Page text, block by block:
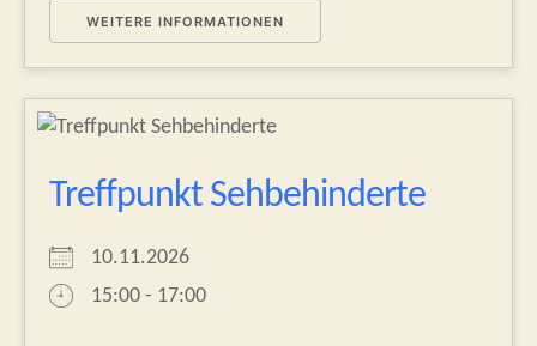
WEITERE INFORMATIONEN
Treffpunkt Sehbehinderte
10.11.2026
15:00 - 17:00